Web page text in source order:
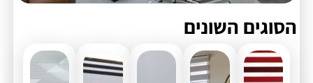
הסוגים השונים